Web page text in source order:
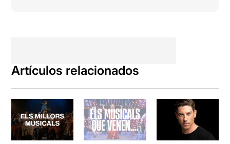
Artículos relacionados